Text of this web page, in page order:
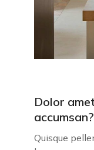
Dolor
accumsan?
Quisque